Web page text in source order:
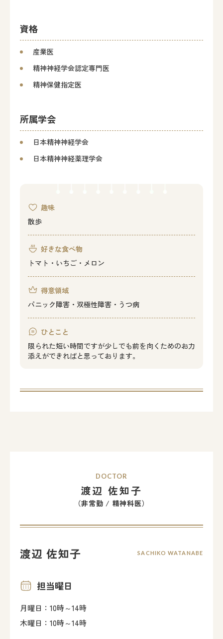
資格
産業医
精神神経学会認定専門医
精神保健指定医
所属学会
日本精神神経学会
日本精神神経薬理学会
趣味
散歩
好きな食べ物
トマト・いちご・メロン
得意領域
パニック障害・双極性障害・うつ病
ひとこと
限られた短い時間ですが少しでも前を向くためのお力
添えができればと思っております。
DOCTOR
渡辺 佐知子
（非常勤 / 精神科医）
渡辺 佐知子 SACHIKO WATANABE
担当曜日
月曜日：10時～14時
木曜日：10時～14時